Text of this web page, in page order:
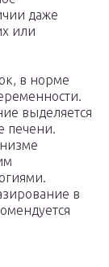
даже
или
в норме
выделяется
печени.
в